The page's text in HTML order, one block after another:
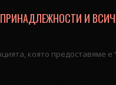
И
която предоставяме е